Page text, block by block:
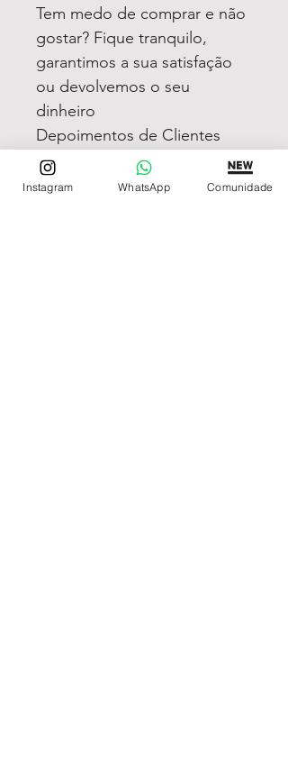
Tem medo de comprar e não
gostar? Fique tranquilo,
garantimos a sua satisfação
ou devolvemos o seu
dinheiro
Depoimentos de Clientes
Satisfeitos à
https://www.instagram.com/n
Instagram WhatsApp Comunidade